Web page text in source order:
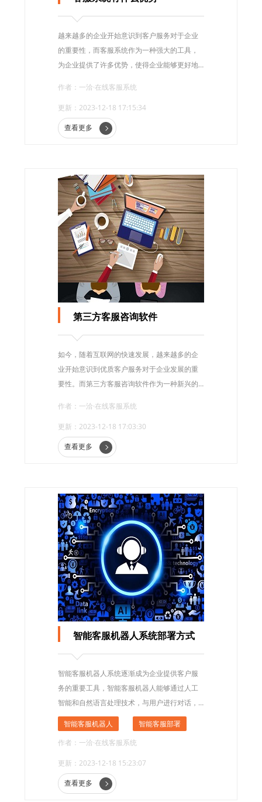
越来越多的企业开始意识到客户服务对于企业
的重要性，而客服系统作为一种强大的工具，
为企业提供了许多优势，使得企业能够更好地
的竞争力。那么，客服系统有什么优势呢?
作者：一洽·在线客服系统
更新：2023-12-18 17:15:34
查看更多
第三方客服咨询软件
如今，随着互联网的快速发展，越来越多的企
业开始意识到优质客户服务对于企业发展的重
要性。而第三方客服咨询软件作为一种新兴的
作者：一洽·在线客服系统
更新：2023-12-18 17:03:30
查看更多
智能客服机器人系统部署方式
智能客服机器人系统逐渐成为企业提供客户服
务的重要工具，智能客服机器人能够通过人工
智能和自然语言处理技术，与用户进行对话，
并提供准确、即时的解答。本文将探讨智能客
服机器人系统的部署方式，以帮助企业更好地
利用这一技术提升客户服务质量。
智能客服机器人
智能客服部署
作者：一洽·在线客服系统
更新：2023-12-18 15:23:07
查看更多